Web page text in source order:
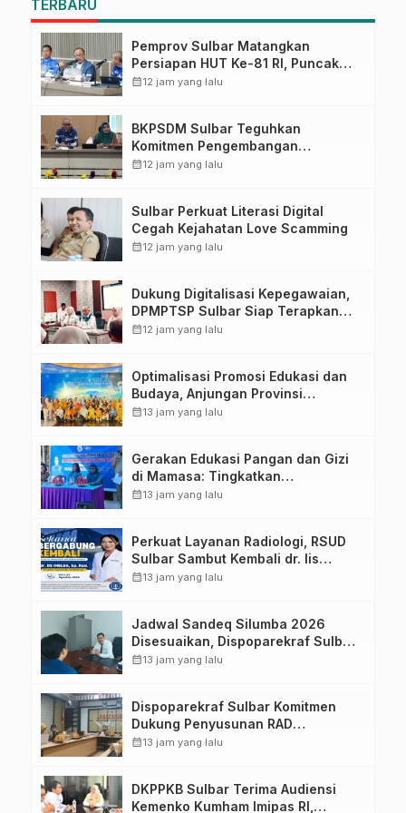
TERBARU
Pemprov Sulbar Matangkan
Persiapan HUT Ke-81 RI, Puncak
Upacara di Lapangan Ahmad
calendar_month12 jam yang lalu
BKPSDM Sulbar Teguhkan
Komitmen Pengembangan
Kompetensi ASN melalui
calendar_month12 jam yang lalu
Sulbar Perkuat Literasi Digital
Cegah Kejahatan Love Scamming
calendar_month12 jam yang lalu
Dukung Digitalisasi Kepegawaian,
DPMPTSP Sulbar Siap Terapkan
Aplikasi FLEKSI ASN
calendar_month12 jam yang lalu
Optimalisasi Promosi Edukasi dan
Budaya, Anjungan Provinsi
Sulawesi Barat Perkuat Kolaborasi
calendar_month13 jam yang lalu
Gerakan Edukasi Pangan dan Gizi
di Mamasa: Tingkatkan
Pengetahuan dan Keterampilan
calendar_month13 jam yang lalu
Perkuat Layanan Radiologi, RSUD
Sulbar Sambut Kembali dr. Iis
Imelda, Sp.Rad
calendar_month13 jam yang lalu
Jadwal Sandeq Silumba 2026
Disesuaikan, Dispoparekraf Sulbar
Pastikan Persiapan Tetap
calendar_month13 jam yang lalu
Dispoparekraf Sulbar Komitmen
Dukung Penyusunan RAD
TPB/SDGs Sulawesi Barat
calendar_month13 jam yang lalu
DKPPKB Sulbar Terima Audiensi
Kemenko Kumham Imipas RI,